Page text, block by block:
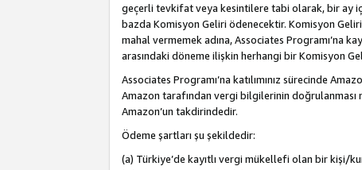
geçerli tevkifat veya kesintilere tabi olarak, bir ay
bazda Komisyon Geliri ödenecektir. Komisyon
mahal vermemek adına, Associates Programı’na
arasındaki döneme ilişkin herhangi bir Komisyon
Associates Programı’na katılımınız sürecinde
Amazon tarafından vergi bilgilerinin doğrulanması
Amazon’un takdirindedir.
Ödeme şartları şu şekildedir:
(a) Türkiye’de kayıtlı vergi mükellefi olan bir kişi/